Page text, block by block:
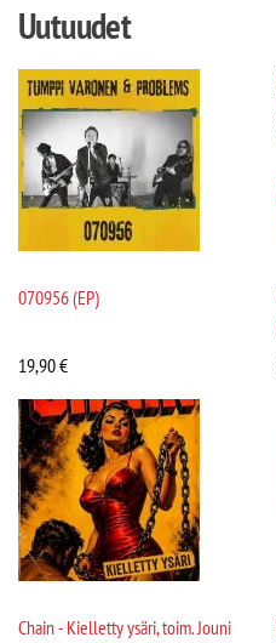
Uutuudet
070956 (EP)
19,90€
Chain - Kielletty ysäri, toim. Jouni